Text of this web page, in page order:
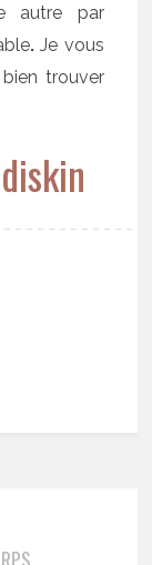
autre par
.Je vous
trouver